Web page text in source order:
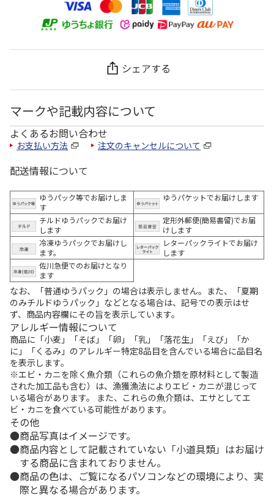
シェアする
マークや記載内容について
よくあるお問い合わせ
お支払い方法 注文のキャンセルについて
配送情報について
ゆうパック等でお届けしま
す
ゆうパケットでお届けします
チルドゆうパックでお届け
します
定形外郵便(簡易書留)でお届
けします
冷凍ゆうパックでお届けし
ます。
レターパックライトでお届け
します
佐川急便でのお届けとなり
ます
なお、「普通ゆうパック」の場合は表示しません。また、「夏期
のみチルドゆうパック」などとなる場合は、記号での表示はせ
ず、商品内容欄にその旨を表示しています。
アレルギー情報について
商品に「小麦」「そば」「卵」「乳」「落花生」「えび」「か
に」「くるみ」のアレルギー特定8品目を含んでいる場合に品目名
を表示します。
※エビ・カニを除く魚介類（これらの魚介類を原材料として製造
された加工品も含む）は、漁獲漁法によりエビ・カニが混じって
いる場合があります。 また、これらの魚介類は、エサとしてエ
ビ・カニを食べている可能性があります。
その他
商品写真はイメージです。
商品内容として記載されていない「小道具類」はお届け
する商品に含まれておりません。
商品の色は、ご覧になるパソコンなどの環境により、実
際と異なる場合があります。